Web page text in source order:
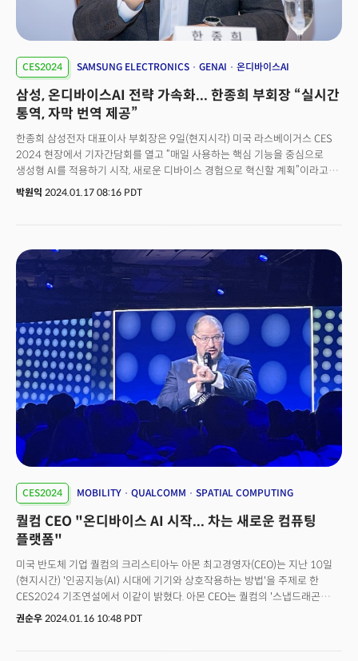
바뀌었기 때문에 이 같은 흐름을 반영해야 한다고 보고 상을 선정하게 됐다"고
취지를 밝혔다. 이어 "한국은 글로벌 혁신 커뮤니티에 중요한 플레이어로서
모멘텀이 필요하다고 판단해 어워드를 신설하게 됐다"고 설명했다.향후,
더밀크는 어워드 수상 기업들에게 상을 전달할 예정이다. 아울러
실리콘밸리의 테크 전문 미디어인 우버기즈모의 보도를 통해 더밀크의 어워드
신설 여부와 수상작에 대한 소개가 이뤄진다. 이번에 처음으로 신설된
미국에서 각각 2개 기업이 선정되었으며, 일본의 1개 기업도 포함됐다. 다양한
국가에서 선정된 분야별 어워드 수상작을 소개한다.
CES2024 SAMSUNG ELECTRONICS GENAI 온디바이스AI
삼성, 온디바이스AI 전략 가속화... 한종희 부회장 “실시간
통역, 자막 번역 제공”
한종희 삼성전자 대표이사 부회장은 9일(현지시각) 미국 라스베이거스 CES
2024 현장에서 기자간담회를 열고 “매일 사용하는 핵심 기능을 중심으로
생성형 AI를 적용하기 시작, 새로운 디바이스 경험으로 혁신할 계획”이라고
밝혔다.한 부회장은 “스마트폰, TV·가전, 자동차까지 연결된 사용자 경험은
박원익 2024.01.17 08:16 PDT
CES2024 MOBILITY QUALCOMM SPATIAL COMPUTING
퀄컴 CEO "온디바이스 AI 시작... 차는 새로운 컴퓨팅
플랫폼"
미국 반도체 기업 퀄컴의 크리스티아누 아몬 최고경영자(CEO)는 지난 10일
(현지시간) '인공지능(AI) 시대에 기기와 상호작용하는 방법'을 주제로 한
CES2024 기조연설에서 이같이 밝혔다. 아몬 CEO는 퀄컴의 '스냅드래곤
디지털 콕핏' 등을 언급하면서 "자동차 안에서 생산성을 발휘하고, 사람들과
권순우 2024.01.16 10:48 PDT